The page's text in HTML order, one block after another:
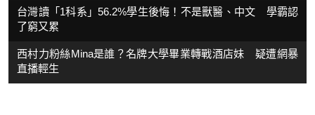
台灣讀「1科系」56.2%學生後悔！不是獸醫、中文 學霸認
了窮又累
西村力粉絲Mina是誰？名牌大學畢業轉戰酒店妹 疑遭網暴
直播輕生